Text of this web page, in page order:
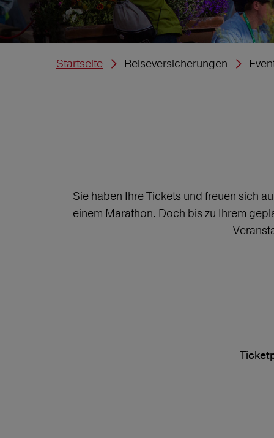
Startseite Reiseversicherungen
Sie haben Ihre Tickets und freuen sich
einem Marathon. Doch bis zu Ihrem